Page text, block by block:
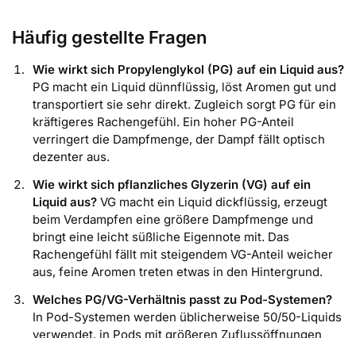
Häufig gestellte Fragen
Wie wirkt sich Propylenglykol (PG) auf ein Liquid aus?
PG macht ein Liquid dünnflüssig, löst Aromen gut und
transportiert sie sehr direkt. Zugleich sorgt PG für ein
kräftigeres Rachengefühl. Ein hoher PG-Anteil
verringert die Dampfmenge, der Dampf fällt optisch
dezenter aus.
Wie wirkt sich pflanzliches Glyzerin (VG) auf ein
Liquid aus? VG macht ein Liquid dickflüssig, erzeugt
beim Verdampfen eine größere Dampfmenge und
bringt eine leicht süßliche Eigennote mit. Das
Rachengefühl fällt mit steigendem VG-Anteil weicher
aus, feine Aromen treten etwas in den Hintergrund.
Welches PG/VG-Verhältnis passt zu Pod-Systemen?
In Pod-Systemen werden üblicherweise 50/50-Liquids
verwendet, in Pods mit größeren Zuflussöffnungen